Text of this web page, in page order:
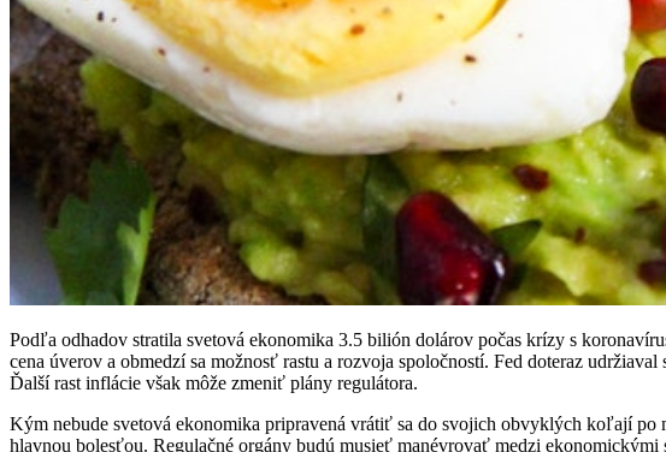
Podľa odhadov stratila svetová ekonomika 3.5 bilión dolárov počas krízy s
cena úverov a obmedzí sa možnosť rastu a rozvoja spoločností. Fed doteraz
Ďalší rast inflácie však môže zmeniť plány regulátora.
Kým nebude svetová ekonomika pripravená vrátiť sa do svojich obvyklých koľají po
hlavnou bolesťou. Regulačné orgány budú musieť manévrovať medzi